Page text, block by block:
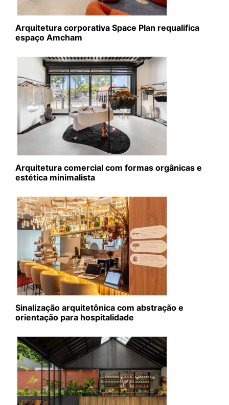
Arquitetura corporativa Space Plan requalifica
espaço Amcham
Arquitetura comercial com formas orgânicas e
estética minimalista
Sinalização arquitetônica com abstração e
orientação para hospitalidade